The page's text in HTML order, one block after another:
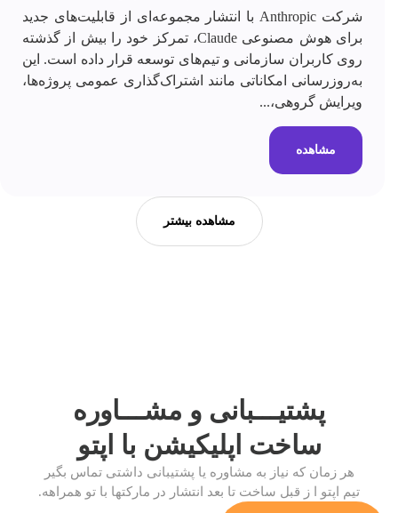
مشاهده بیشتر
شرکت Anthropic با انتشار مجموعه‌ای از قابلیت‌های جدید
برای هوش مصنوعی Claude، تمرکز خود را بیش از گذشته
روی کاربران سازمانی و تیم‌های توسعه قرار داده است. این
به‌روزرسانی امکاناتی مانند اشتراک‌گذاری عمومی پروژه‌ها،
ویرایش گروهی،...
مشاهده
پشتیـــبانی و مشـــاوره
ساخت اپلیکیشن با اپتو
هر زمان که نیاز به مشاوره یا پشتیبانی داشتی تماس بگیر
تیم اپتو ا ز قبل ساخت تا بعد انتشار در مارکتها با تو همراهه.